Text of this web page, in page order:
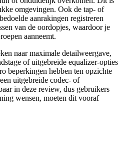
omgevingen. Ook de tap- of
aanrakingen registreren
van de oordopjes, waardoor je
aanneemt.
naar maximale detailweergave,
of uitgebreide equalizer-opties
beperkingen hebben ten opzichte
uitgebreide codec- of
in deze review, dus gebruikers
wensen, moeten dit vooraf